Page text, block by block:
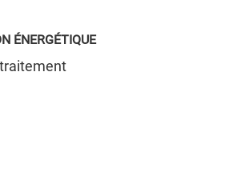
ÉNERGÉTIQUE